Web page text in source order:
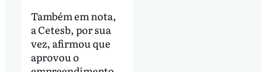
Também em nota,
a Cetesb, por sua
vez, afirmou que
aprovou o